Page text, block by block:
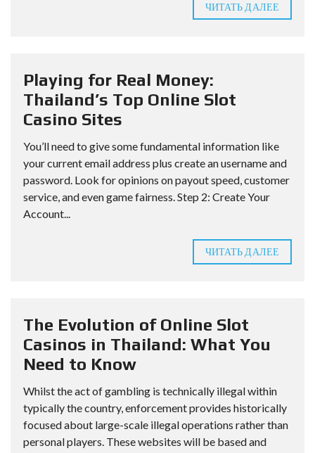
ЧИТАТЬ ДАЛЕЕ
Playing for Real Money:
Thailand’s Top Online Slot
Casino Sites
You’ll need to give some fundamental information like
your current email address plus create an username and
password. Look for opinions on payout speed, customer
service, and even game fairness. Step 2: Create Your
Account...
ЧИТАТЬ ДАЛЕЕ
The Evolution of Online Slot
Casinos in Thailand: What You
Need to Know
Whilst the act of gambling is technically illegal within
typically the country, enforcement provides historically
focused about large-scale illegal operations rather than
personal players. These websites will be based and